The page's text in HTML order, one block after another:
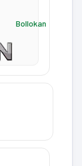
Bollokan